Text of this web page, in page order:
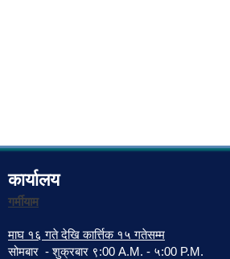
कार्यालय
गर्मीयाम
माघ १६ गते देखि कार्त्तिक १५ गतेसम्म
सोमबार - शुक्रबार ९:00 A.M. - ५:00 P.M.